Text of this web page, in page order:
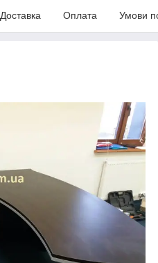
Доставка Оплата Умови